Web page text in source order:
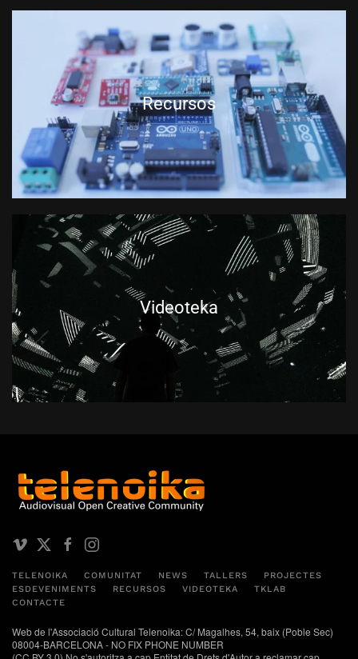
Recursos
Videoteka
TELENOIKA COMUNITAT NEWS TALLERS
PROJECTES
ESDEVENIMENTS
RECURSOS VIDEOTEKA
TKLAB
CONTACTE
Web de l'Associació Cultural Telenoika: C/ Magalhes, 54, baix (Poble Sec)
08004-BARCELONA - NO FIX PHONE NUMBER